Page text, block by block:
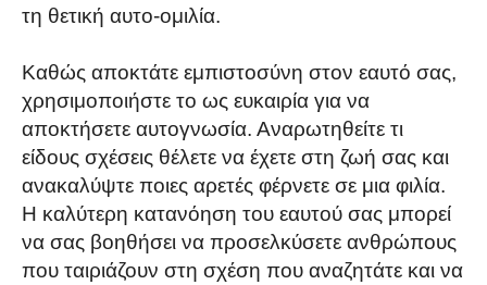
τη θετική αυτο-ομιλία.
Καθώς αποκτάτε εμπιστοσύνη στον εαυτό σας,
χρησιμοποιήστε το ως ευκαιρία για να
αποκτήσετε αυτογνωσία. Αναρωτηθείτε τι
είδους σχέσεις θέλετε να έχετε στη ζωή σας και
ανακαλύψτε ποιες αρετές φέρνετε σε μια φιλία.
Η καλύτερη κατανόηση του εαυτού σας μπορεί
να σας βοηθήσει να προσελκύσετε ανθρώπους
που ταιριάζουν στη σχέση που αναζητάτε και να